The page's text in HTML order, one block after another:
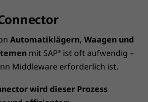
Automatiklägern, Waagen und
mit SAP® ist oft aufwendig –
Middleware erforderlich ist.
wird dieser Prozess